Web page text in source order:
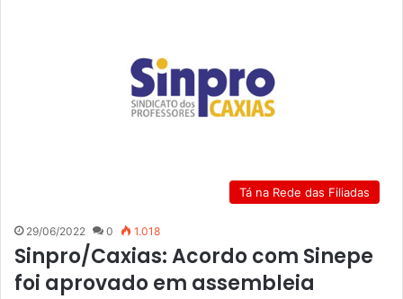
Tá na Rede das Filiadas
29/06/2022 0 1.018
Sinpro/Caxias: Acordo com Sinepe
foi aprovado em assembleia